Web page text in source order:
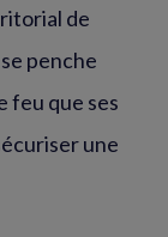
de
penche
feu que ses
une